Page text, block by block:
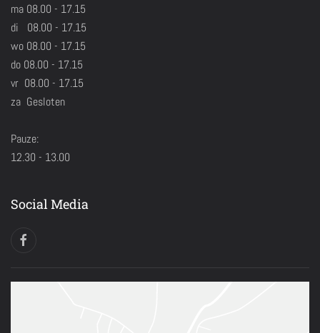
ma 08.00 - 17.15
di 08.00 - 17.15
wo 08.00 - 17.15
do 08.00 - 17.15
vr 08.00 - 17.15
za Gesloten
Pauze:
12.30 - 13.00
Social Media